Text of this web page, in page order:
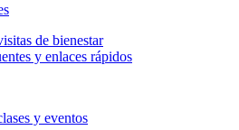
de bienestar
y enlaces rápidos
y eventos